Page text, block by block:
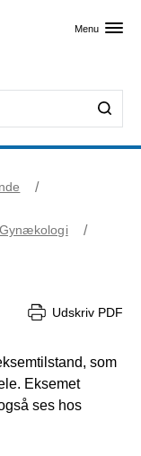
Menu
Gynækologi
Udskriv PDF
som
Eksemet
ses hos